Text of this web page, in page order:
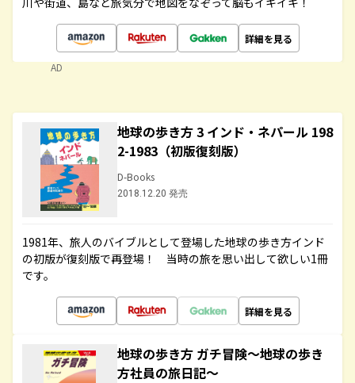
詳細を見る
AD
地球の歩き方 3 インド・ネパール 198
2-1983（初版復刻版）
D-Books
2018.12.20 発売
1981年、旅人のバイブルとして登場した地球の歩き方インド
の初版が復刻版で再登場！ 当時の旅を思い出して欲しい1冊
です。
詳細を見る
地球の歩き方 ガチ冒険～地球の歩き
方社員の旅日記～